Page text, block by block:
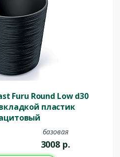
Furu Round Low d30
пластик
базовая
3008 р.